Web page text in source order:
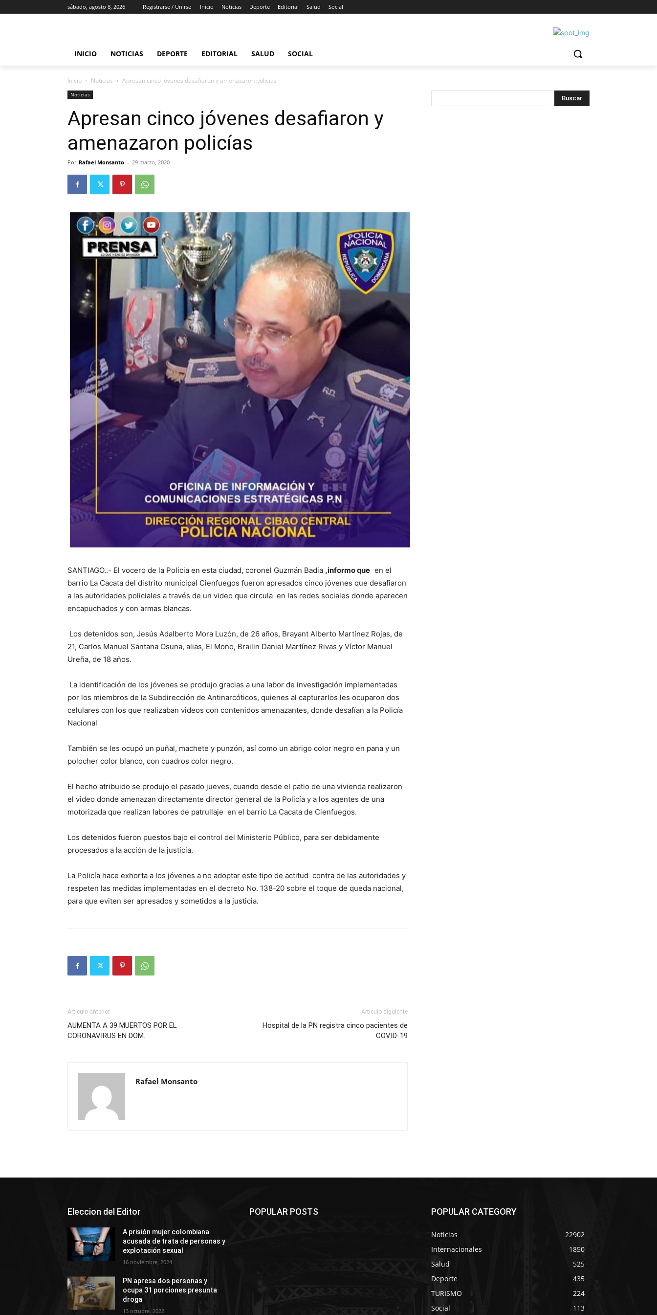
sábado, agosto 8, 2026 Registrarse / Unirse Inicio Noticias Deporte Editorial Salud Social
INICIO NOTICIAS DEPORTE EDITORIAL SALUD SOCIAL
Inicio Noticias Apresan cinco jóvenes desafiaron y amenazaron policías
Noticias
Apresan cinco jóvenes desafiaron y
amenazaron policías
Por Rafael Monsanto - 29 marzo, 2020
SANTIAGO..- El vocero de la Policia en esta ciudad, coronel Guzmán Badia ,informo que en el
barrio La Cacata del distrito municipal Cienfuegos fueron apresados cinco jóvenes que desafiaron
a las autoridades policiales a través de un video que circula en las redes sociales donde aparecen
encapuchados y con armas blancas.
Los detenidos son, Jesús Adalberto Mora Luzón, de 26 años, Brayant Alberto Martínez Rojas, de
21, Carlos Manuel Santana Osuna, alias, El Mono, Brailin Daniel Martínez Rivas y Víctor Manuel
Ureña, de 18 años.
La identificación de los jóvenes se produjo gracias a una labor de investigación implementadas
por los miembros de la Subdirección de Antinarcóticos, quienes al capturarlos les ocuparon dos
celulares con los que realizaban videos con contenidos amenazantes, donde desafían a la Policía
Nacional
También se les ocupó un puñal, machete y punzón, así como un abrigo color negro en pana y un
polocher color blanco, con cuadros color negro.
El hecho atribuido se produjo el pasado jueves, cuando desde el patio de una vivienda realizaron
el video donde amenazan directamente director general de la Policía y a los agentes de una
motorizada que realizan labores de patrullaje en el barrio La Cacata de Cienfuegos.
Los detenidos fueron puestos bajo el control del Ministerio Público, para ser debidamente
procesados a la acción de la justicia.
La Policía hace exhorta a los jóvenes a no adoptar este tipo de actitud contra de las autoridades y
respeten las medidas implementadas en el decreto No. 138-20 sobre el toque de queda nacional,
para que eviten ser apresados y sometidos a la justicia.
Artículo anterior
AUMENTA A 39 MUERTOS POR EL
CORONAVIRUS EN DOM.
Artículo siguiente
Hospital de la PN registra cinco pacientes de
COVID-19
Rafael Monsanto
Eleccion del Editor
A prisión mujer colombiana
acusada de trata de personas y
explotación sexual
16 noviembre, 2024
PN apresa dos personas y
ocupa 31 porciones presunta
droga
13 octubre, 2022
POPULAR POSTS POPULAR CATEGORY
Noticias
22902
Internacionales
1850
Salud
525
Deporte
435
TURISMO
224
Social
113